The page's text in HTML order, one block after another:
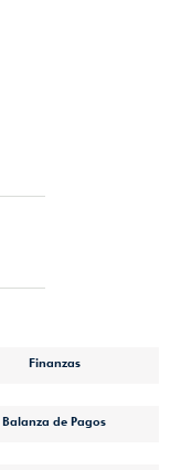
Finanzas
Balanza de Pagos